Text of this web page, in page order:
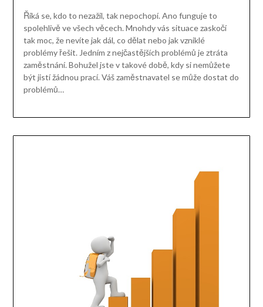
Říká se, kdo to nezažil, tak nepochopí. Ano funguje to
spolehlivě ve všech věcech. Mnohdy vás situace zaskočí
tak moc, že nevíte jak dál, co dělat nebo jak vzniklé
problémy řešit. Jedním z nejčastějších problémů je ztráta
zaměstnání. Bohužel jste v takové době, kdy si nemůžete
být jistí žádnou prací. Váš zaměstnavatel se může dostat do
problémů…